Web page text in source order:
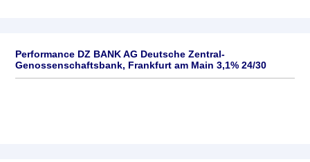
Performance DZ BANK AG Deutsche Zentral-
Genossenschaftsbank, Frankfurt am Main 3,1% 24/30